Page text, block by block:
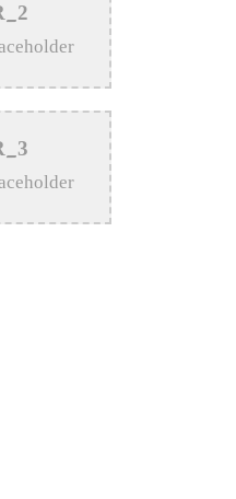
ধরনের
জাকির
শহরের
আলোচনা